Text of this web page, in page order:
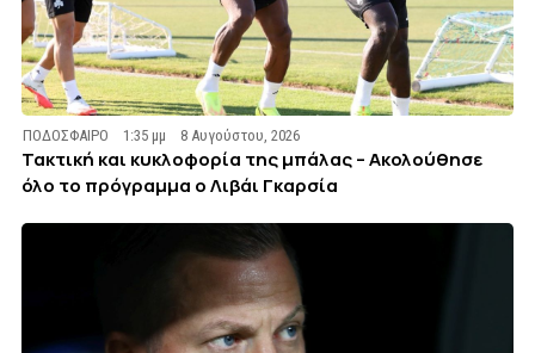
ΠΟΔΟΣΦΑΙΡΟ 1:35 μμ 8 Αυγούστου, 2026
Τακτική και κυκλοφορία της μπάλας – Ακολούθησε
όλο το πρόγραμμα ο Λιβάι Γκαρσία